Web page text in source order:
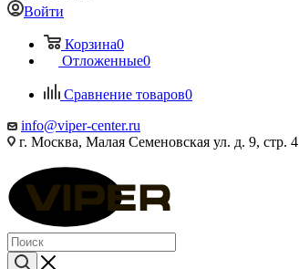
Войти
Корзина0
Отложенные0
Сравнение товаров0
info@viper-center.ru
г. Москва, Малая Семеновская ул. д. 9, стр. 4